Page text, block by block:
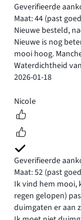
Geverifieerde
Maat: 44 (past
Nieuwe besteld,
Nieuwe is nog
mooi hoog.
Waterdichtheid
2026-01-18
4
Nicole
Geverifieerde
Maat: 52 (past
Ik vind hem mooi,
regen gelopen)
duimgaten er aan